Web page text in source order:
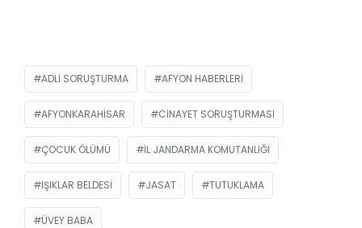
ADLI SORUŞTURMA AFYON HABERLERI
AFYONKARAHISAR CINAYET SORUŞTURMASI
ÇOCUK ÖLÜMÜ İL JANDARMA KOMUTANLIĞI
IŞIKLAR BELDESI JASAT TUTUKLAMA
ÜVEY BABA